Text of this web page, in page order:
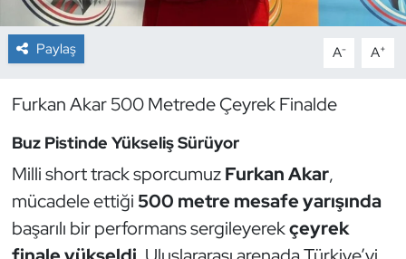
Paylaş A- A+
Furkan Akar 500 Metrede Çeyrek Finalde
Buz Pistinde Yükseliş Sürüyor
Milli short track sporcumuzFurkan Akar,
mücadele ettiği 500 metre mesafe yarışında
başarılı bir performans sergileyerekçeyrek
Dağcılık
E-Spor
Eskrim